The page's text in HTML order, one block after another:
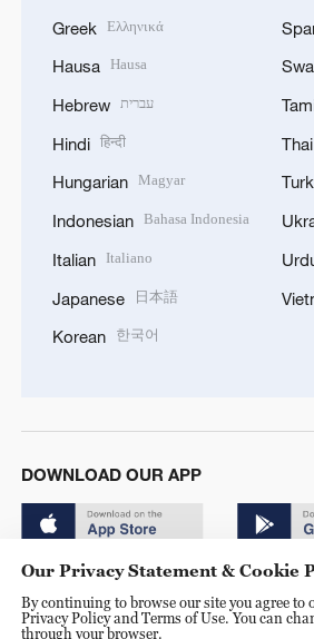
Greek Ελληνικά
Hausa Hausa
Hebrew עברית
Hindi हिन्दी
Hungarian Magyar
Indonesian Bahasa Indonesia
Italian Italiano
Japanese 日本語
Korean 한국어
Thai
DOWNLOAD OUR APP
Our Privacy Statement & Cookie
By continuing to browse our site you agree to
Privacy Policy and Terms of Use. You can
through your browser.